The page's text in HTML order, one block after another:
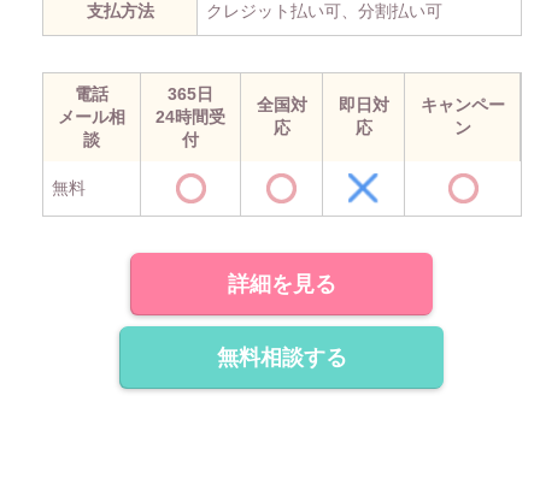
支払方法 クレジット払い可、分割払い可
電話
メール相
談
365日
24時間受
付
全国対
応
即日対
応
キャンペー
ン
無料
詳細を見る
無料相談する